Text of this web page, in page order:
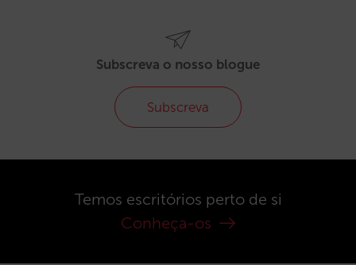
Subscreva o nosso blogue
Subscreva
Temos escritórios perto de si
Conheça-os